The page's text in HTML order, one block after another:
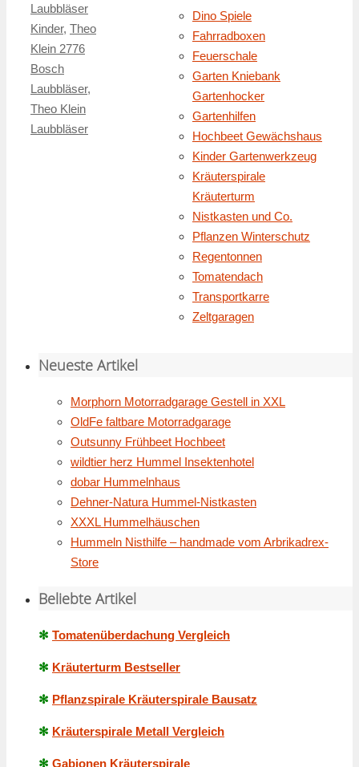
Laubbläser
Kinder, Theo
Klein 2776
Bosch
Laubbläser,
Theo Klein
Laubbläser
Dino Spiele
Fahrradboxen
Feuerschale
Garten Kniebank
Gartenhocker
Gartenhilfen
Hochbeet Gewächshaus
Kinder Gartenwerkzeug
Kräuterspirale
Kräuterturm
Nistkasten und Co.
Pflanzen Winterschutz
Regentonnen
Tomatendach
Transportkarre
Zeltgaragen
Neueste Artikel
Morphorn Motorradgarage Gestell in XXL
OldFe faltbare Motorradgarage
Outsunny Frühbeet Hochbeet
wildtier herz Hummel Insektenhotel
dobar Hummelnhaus
Dehner-Natura Hummel-Nistkasten
XXXL Hummelhäuschen
Hummeln Nisthilfe – handmade vom Arbrikadrex-
Store
Beliebte Artikel
✻ Tomatenüberdachung Vergleich
✻ Kräuterturm Bestseller
✻ Pflanzspirale Kräuterspirale Bausatz
✻ Kräuterspirale Metall Vergleich
✻ Gabionen Kräuterspirale